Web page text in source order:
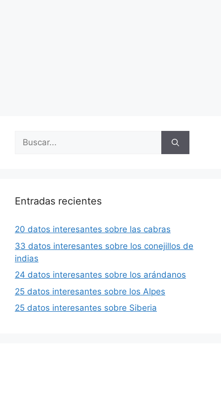
Buscar:
Entradas recientes
20 datos interesantes sobre las cabras
33 datos interesantes sobre los conejillos de
indias
24 datos interesantes sobre los arándanos
25 datos interesantes sobre los Alpes
25 datos interesantes sobre Siberia